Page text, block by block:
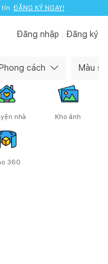
tín. ĐĂNG KÝ NGAY!
Đăng nhập Đăng ký
Phong cách Màu
nhà Kho ảnh
360